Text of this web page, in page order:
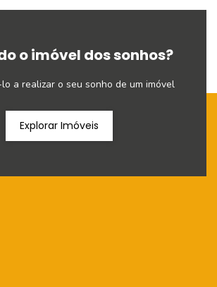
o imóvel dos sonhos?
a realizar o seu sonho de um imóvel
Explorar Imóveis